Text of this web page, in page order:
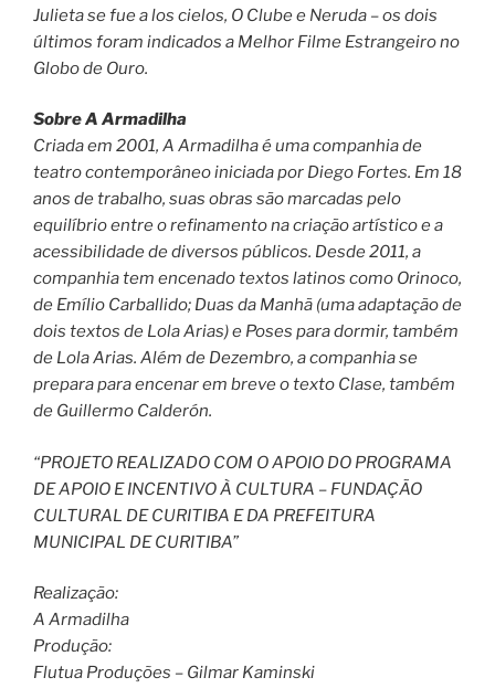
Julieta se fue a los cielos, O Clube e Neruda – os dois
últimos foram indicados a Melhor Filme Estrangeiro no
Globo de Ouro.
Sobre A Armadilha
Criada em 2001, A Armadilha é uma companhia de
teatro contemporâneo iniciada por Diego Fortes. Em 18
anos de trabalho, suas obras são marcadas pelo
equilíbrio entre o refinamento na criação artístico e a
acessibilidade de diversos públicos. Desde 2011, a
companhia tem encenado textos latinos como Orinoco,
de Emílio Carballido; Duas da Manhã (uma adaptação de
dois textos de Lola Arias) e Poses para dormir, também
de Lola Arias. Além de Dezembro, a companhia se
prepara para encenar em breve o texto Clase, também
de Guillermo Calderón.
“PROJETO REALIZADO COM O APOIO DO PROGRAMA
DE APOIO E INCENTIVO À CULTURA – FUNDAÇÃO
CULTURAL DE CURITIBA E DA PREFEITURA
MUNICIPAL DE CURITIBA”
Realização:
A Armadilha
Produção:
Flutua Produções – Gilmar Kaminski